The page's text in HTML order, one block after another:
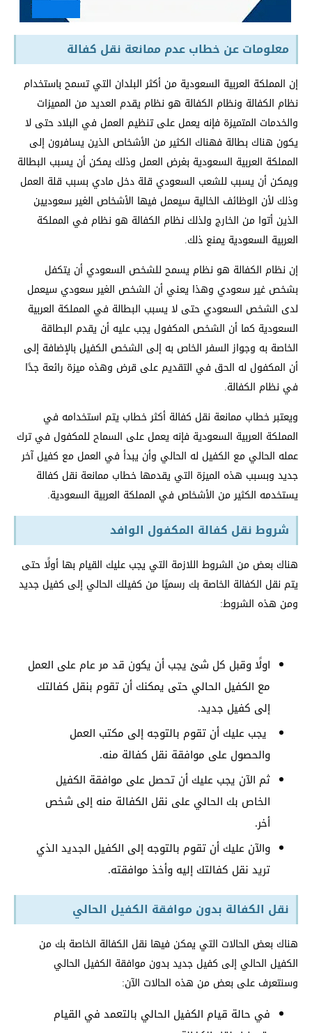
معلومات عن خطاب عدم ممانعة نقل كفالة
إن المملكة العربية السعودية من أكثر البلدان التي تسمح باستخدام
نظام الكفالة ونظام الكفالة هو نظام يقدم العديد من المميزات
والخدمات المتميزة فإنه يعمل على تنظيم العمل في البلاد حتى لا
يكون هناك بطالة فهناك الكثير من الأشخاص الذين يسافرون إلى
المملكة العربية السعودية بغرض العمل وذلك يمكن أن يسبب البطالة
ويمكن أن يسبب للشعب السعودي قلة دخل مادي بسبب قلة العمل
وذلك لأن الوظائف الخالية سيعمل فيها الأشخاص الغير سعوديين
الذين أتوا من الخارج ولذلك نظام الكفالة هو نظام في المملكة
العربية السعودية يمنع ذلك.
إن نظام الكفالة هو نظام يسمح للشخص السعودي أن يتكفل
بشخص غير سعودي وهذا يعني أن الشخص الغير سعودي سيعمل
لدى الشخص السعودي حتى لا يسبب البطالة في المملكة العربية
السعودية كما أن الشخص المكفول يجب عليه أن يقدم البطاقة
الخاصة به وجواز السفر الخاص به إلى الشخص الكفيل بالإضافة إلى
أن المكفول له الحق في التقديم على قرض وهذه ميزة رائعة جدًا
في نظام الكفالة.
ويعتبر خطاب ممانعة نقل كفالة أكثر خطاب يتم استخدامه في
المملكة العربية السعودية فإنه يعمل على السماح للمكفول في ترك
عمله الحالي مع الكفيل له الحالي وأن يبدأ في العمل مع كفيل آخر
جديد وبسبب هذه الميزة التي يقدمها خطاب ممانعة نقل كفالة
يستخدمه الكثير من الأشخاص في المملكة العربية السعودية.
شروط نقل كفالة المكفول الوافد
هناك بعض من الشروط اللازمة التي يجب عليك القيام بها أولًا حتى
يتم نقل الكفالة الخاصة بك رسميًا من كفيلك الحالي إلى كفيل جديد
ومن هذه الشروط:
اولًا وقبل كل شئ يجب أن يكون قد مر عام على العمل
مع الكفيل الحالي حتى يمكنك أن تقوم بنقل كفالتك
إلى كفيل جديد.
يجب عليك أن تقوم بالتوجه إلى مكتب العمل
والحصول على موافقة نقل كفالة منه.
ثم الآن يجب عليك أن تحصل على موافقة الكفيل
الخاص بك الحالي على نقل الكفالة منه إلى شخص
أخر.
والآن عليك أن تقوم بالتوجه إلى الكفيل الجديد الذي
تريد نقل كفالتك إليه وأخذ موافقته.
نقل الكفالة بدون موافقة الكفيل الحالي
هناك بعض الحالات التي يمكن فيها نقل الكفالة الخاصة بك من
الكفيل الحالي إلى كفيل جديد بدون موافقة الكفيل الحالي
وسنتعرف على بعض من هذه الحالات الآن:
في حالة قيام الكفيل الحالي بالتعمد في القيام